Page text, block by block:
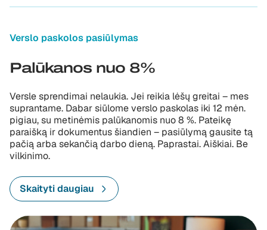
Verslo paskolos pasiūlymas
Palūkanos nuo 8%
Versle sprendimai nelaukia. Jei reikia lėšų greitai – mes
suprantame. Dabar siūlome verslo paskolas iki 12 mėn.
pigiau, su metinėmis palūkanomis nuo 8 %. Pateikę
paraišką ir dokumentus šiandien – pasiūlymą gausite tą
pačią arba sekančią darbo dieną. Paprastai. Aiškiai. Be
vilkinimo.
Skaityti daugiau